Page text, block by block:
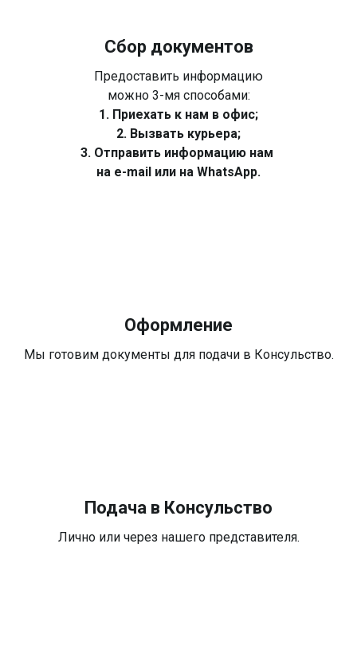
Сбор документов
Предоставить информацию
можно 3-мя способами:
1. Приехать к нам в офис;
2. Вызвать курьера;
3. Отправить информацию нам
на e-mail или на WhatsApp.
Оформление
Мы готовим документы для подачи в Консульство.
Подача в Консульство
Лично или через нашего представителя.